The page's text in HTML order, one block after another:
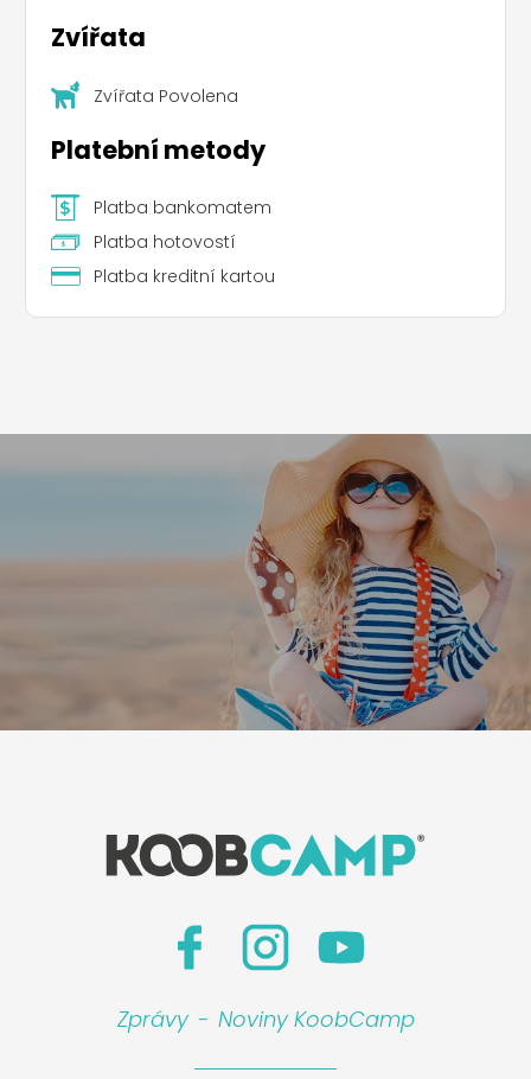
Zvířata
Zvířata Povolena
Platební metody
Platba bankomatem
Platba hotovostí
Platba kreditní kartou
Zprávy - Noviny KoobCamp